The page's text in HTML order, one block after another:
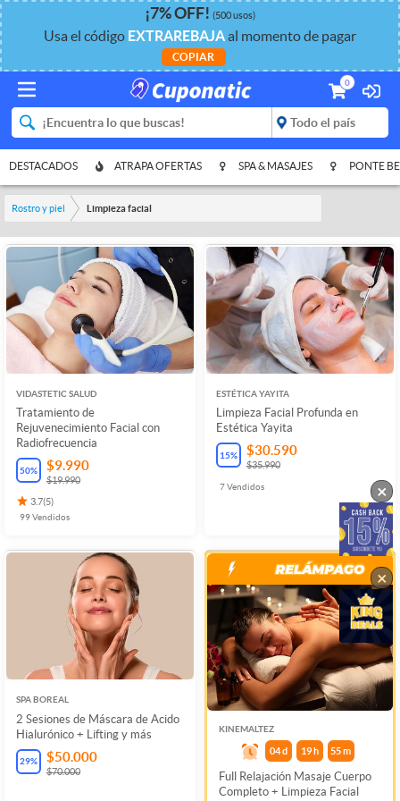
¡7%OFF! (500 usos)
Usa el código EXTRAREBAJAal momento de pagar
COPIAR
0
DESTACADOS ATRAPA OFERTAS SPA & MASAJES PONTE
Rostro y piel Limpieza facial
VIDASTETIC SALUD
Tratamiento de
Rejuvenecimiento Facial con
Radiofrecuencia
50% $9.990
$19.990
3.7(5)
99Vendidos
ESTÉTICA YAYITA
Limpieza Facial Profunda en
Estética Yayita
15% $30.590
$35.990
7Vendidos
SPA BOREAL
2 Sesiones de Máscara de Acido
Hialurónico + Lifting y más
29% $50.000
$70.000
KINEMALTEZ
04 d 19 h 55m
Full Relajación Masaje Cuerpo
Completo + Limpieza Facial
×
×